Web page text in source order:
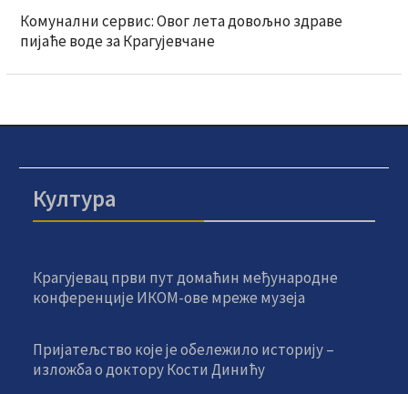
Комунални сервис: Овог лета довољно здраве
пијаће воде за Крагујевчане
Култура
Крагујевац први пут домаћин међународне
конференције ИКОМ-ове мреже музеја
Пријатељство које је обележило историју –
изложба о доктору Кости Динићу